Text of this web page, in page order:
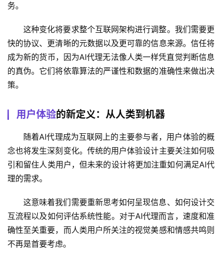
务。
这种变化将要求整个互联网架构进行调整。我们需要更
快的协议、更清晰的元数据以及更可靠的信息来源。信任将
成为新的货币，因为AI代理无法像人类一样凭直觉判断信息
的真伪。它们将依靠算法的严谨性和数据的准确性来做出决
策。
用户体验的新定义：从人类到机器
随着AI代理成为互联网上的主要参与者，用户体验的概
念也将发生深刻变化。传统的用户体验设计主要关注如何吸
引和留住人类用户，但未来的设计将更加注重如何满足AI代
理的需求。
这意味着我们需要重新思考如何呈现信息、如何设计交
互流程以及如何评估系统性能。对于AI代理而言，速度和准
确性至关重要，而人类用户所关注的视觉美感和情感共鸣则
不再是首要考虑。